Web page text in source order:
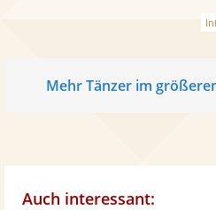
Mehr Tänzer im
Auch interessant: